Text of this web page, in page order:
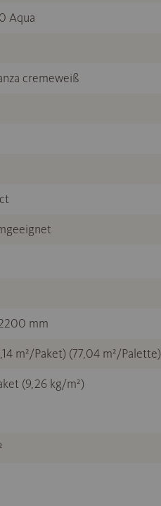
Aqua
cremeweiß
mm
m²/Paket) (77,04 m²/Palette)
(9,26 kg/m²)